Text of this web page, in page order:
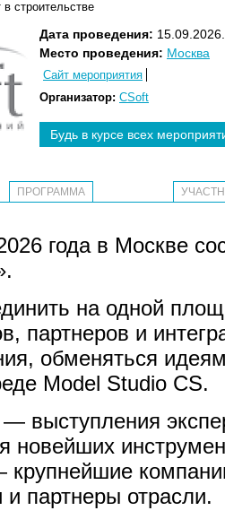
в строительстве
Дата проведения:
Место проведения: Москва
Сайт мероприятия
Организатор: CSoft
Будь в курсе всех
ПРОГРАММА
года в Москве
на одной
партнеров и
обменяться
Model Studio CS.
выступления
новейших
крупнейшие
и партнеры отрасли.